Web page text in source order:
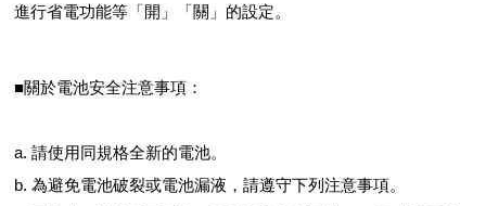
進行省電功能等「開」「關」的設定。
■關於電池安全注意事項：
a. 請使用同規格全新的電池。
b. 為避免電池破裂或電池漏液，請遵守下列注意事項。